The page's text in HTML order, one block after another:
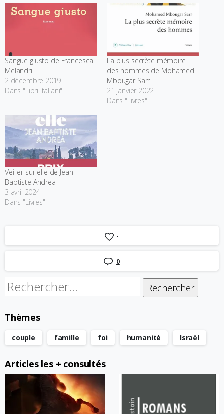
Sangue giusto de Francesca
Melandri
2 décembre 2019
Dans "Libri italiani"
La plus secrète mémoire
des hommes de Mohamed
Mbougar Sarr
21 janvier 2022
Dans "Livres"
Veiller sur elle de Jean-
Baptiste Andrea
3 avril 2024
Dans "Livres"
-
0
Rechercher :
Thèmes
couple famille foi humanité Israël
Articles les + consultés